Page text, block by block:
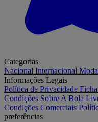
Categorias
Nacional Internacional
Informações Legais
Política de Privacidade
Condições Sobre A Bola
Condições Comerciais
preferências